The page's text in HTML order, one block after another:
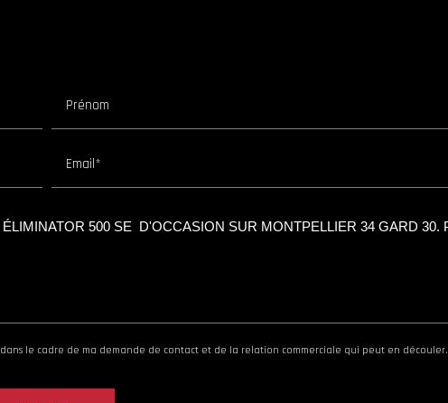
Prénom
Email*
dans le cadre de ma demande de contact et de la relation commerciale qui peut en découler.